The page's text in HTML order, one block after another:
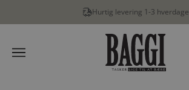
Hurtig levering 1-3 hverdage
BAGGI
Menu